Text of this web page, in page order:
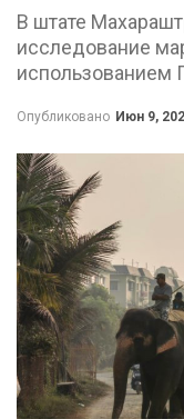
В штате
исследование
использованием
Опубликовано Июн 9,